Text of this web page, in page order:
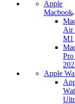
Apple
Macbook
Air
M1
Apple